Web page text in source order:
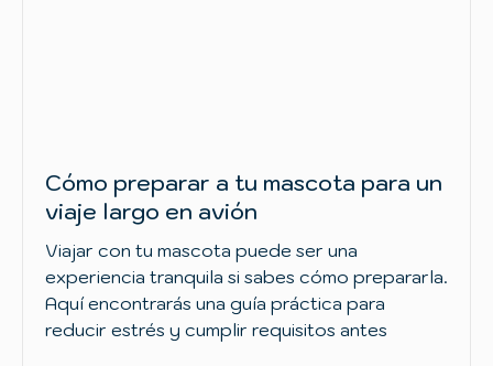
Cómo preparar a tu mascota para un
viaje largo en avión
Viajar con tu mascota puede ser una
experiencia tranquila si sabes cómo prepararla.
Aquí encontrarás una guía práctica para
reducir estrés y cumplir requisitos antes